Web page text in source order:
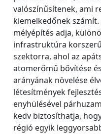
valószínűsítenek, ami
kiemelkedőnek
mélyépítés adja,
infrastruktúra
szektorra, ahol az
atomerőmű bővítése
arányának növelése
létesítmények
enyhülésével
kedv biztosíthatja,
régió egyik